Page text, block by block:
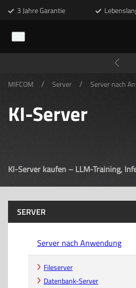
3 Jahre Garantie
MIFCOM / Server / Server nach
KI-Server
KI-Server kaufen – LLM-Training,
SERVER
Server nach Anwendung
Fileserver
Datenbank-Server